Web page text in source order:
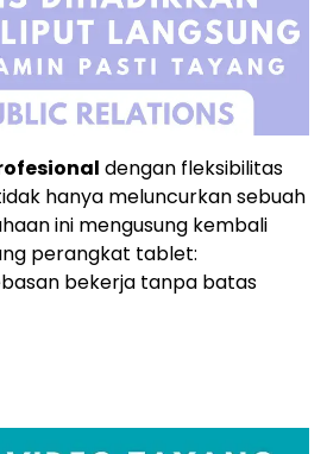
dengan fleksibilitas
hanya meluncurkan sebuah
ini mengusung kembali
perangkat tablet:
bekerja tanpa batas